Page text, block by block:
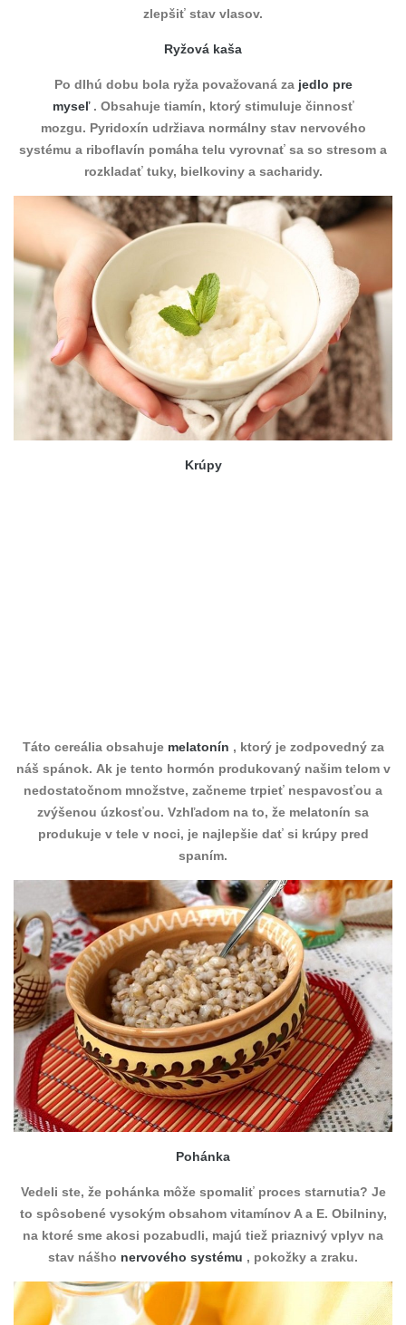
zlepšiť stav vlasov.
Ryžová kaša
Po dlhú dobu bola ryža považovaná za jedlo pre
myseľ. Obsahuje tiamín, ktorý stimuluje činnosť
mozgu. Pyridoxín udržiava normálny stav nervového
systému a riboflavín pomáha telu vyrovnať sa so stresom a
rozkladať tuky, bielkoviny a sacharidy.
Krúpy
Táto cereália obsahuje melatonín , ktorý je zodpovedný za
náš spánok. Ak je tento hormón produkovaný našim telom v
nedostatočnom množstve, začneme trpieť nespavosťou a
zvýšenou úzkosťou. Vzhľadom na to, že melatonín sa
produkuje v tele v noci, je najlepšie dať si krúpy pred
spaním.
Pohánka
Vedeli ste, že pohánka môže spomaliť proces starnutia? Je
to spôsobené vysokým obsahom vitamínov A a E. Obilniny,
na ktoré sme akosi pozabudli, majú tiež priaznivý vplyv na
stav nášho nervového systému , pokožky a zraku.